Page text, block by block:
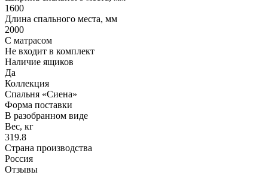
1600
Длина спального места, мм
2000
С матрасом
Не входит в комплект
Наличие ящиков
Да
Коллекция
Спальня «Сиена»
Форма поставки
В разобранном виде
Вес, кг
319.8
Страна производства
Россия
Отзывы